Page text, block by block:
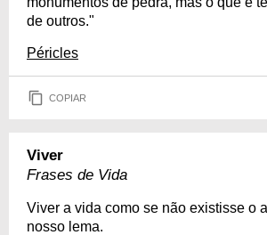
de outros."
Péricles
COPIAR
Viver
Frases de Vida
Viver a vida como se não existisse o
nosso lema.